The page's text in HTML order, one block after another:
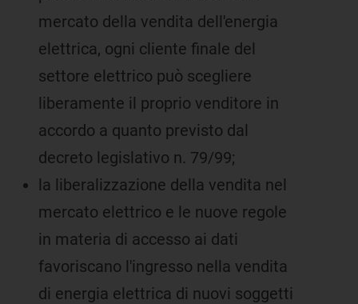
mercato della vendita dell'energia
elettrica, ogni cliente finale del
settore elettrico può scegliere
liberamente il proprio venditore in
accordo a quanto previsto dal
decreto legislativo n. 79/99;
la liberalizzazione della vendita nel
mercato elettrico e le nuove regole
in materia di accesso ai dati
favoriscano l'ingresso nella vendita
di energia elettrica di nuovi soggetti